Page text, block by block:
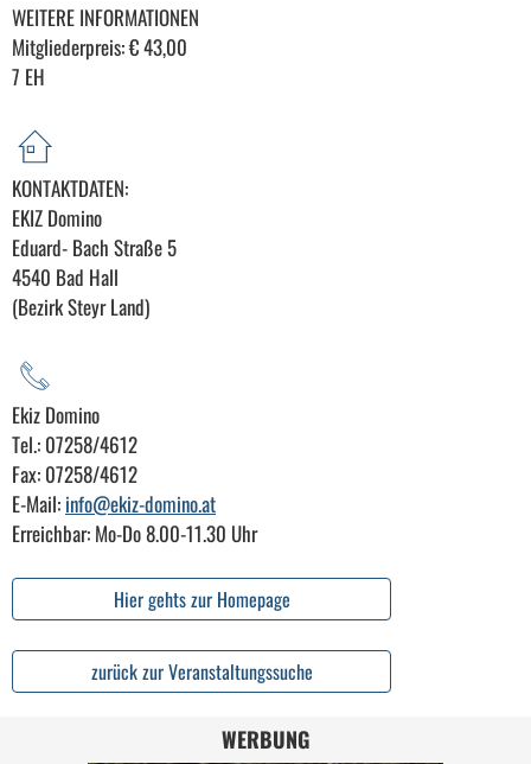
WEITERE INFORMATIONEN
Mitgliederpreis: € 43,00
7 EH
KONTAKTDATEN:
EKIZ Domino
Eduard- Bach Straße 5
4540 Bad Hall
(Bezirk Steyr Land)
Ekiz Domino
Tel.: 07258/4612
Fax: 07258/4612
E-Mail: info@ekiz-domino.at
Erreichbar: Mo-Do 8.00-11.30 Uhr
Hier gehts zur Homepage
zurück zur Veranstaltungssuche
WERBUNG